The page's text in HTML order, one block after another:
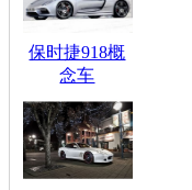
保时捷918概
念车